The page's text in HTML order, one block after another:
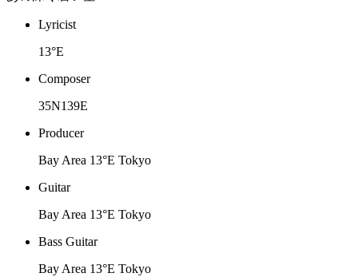
Lyricist
13°E
Composer
35N139E
Producer
Bay Area 13°E Tokyo
Guitar
Bay Area 13°E Tokyo
Bass Guitar
Bay Area 13°E Tokyo